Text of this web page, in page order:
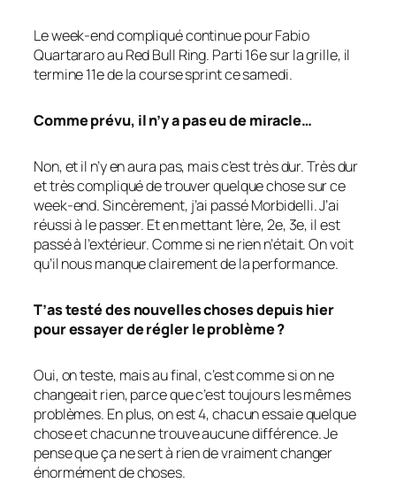
Le week-end compliqué continue pour Fabio
Quartararo au Red Bull Ring. Parti 16e sur la grille, il
termine 11e de la course sprint ce samedi.
Comme prévu, il n’y a pas eu de miracle…
Non, et il n’y en aura pas, mais c’est très dur. Très dur
et très compliqué de trouver quelque chose sur ce
week-end. Sincèrement, j’ai passé Morbidelli. J’ai
réussi à le passer. Et en mettant 1ère, 2e, 3e, il est
passé à l’extérieur. Comme si ne rien n’était. On voit
qu’il nous manque clairement de la performance.
T’as testé des nouvelles choses depuis hier
pour essayer de régler le problème ?
Oui, on teste, mais au final, c’est comme si on ne
changeait rien, parce que c’est toujours les mêmes
problèmes. En plus, on est 4, chacun essaie quelque
chose et chacun ne trouve aucune différence. Je
pense que ça ne sert à rien de vraiment changer
énormément de choses.